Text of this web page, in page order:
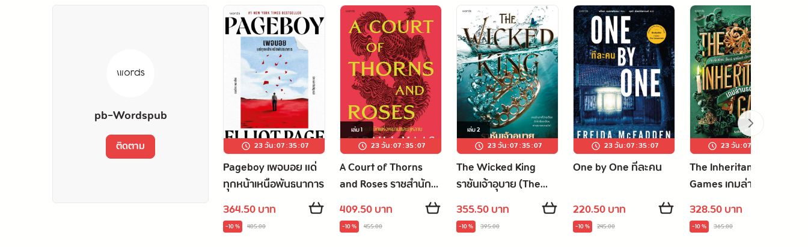
pb-Wordspub
ติดตาม 23 วัน:07:35:06
Pageboy เพจบอย แด่
ทุกหน้าเหนือพันธนาการ
364.50 บาท
-10 % 405.00
เล่ม1
23 วัน:07:35:06
A Court of Thorns
and Roses ราชสำนัก
แห่งหนามและกุหลาบ
409.50 บาท
-10 % 455.00
เล่ม2
23 วัน:07:35:06
The Wicked King
ราชันเจ้าอุบาย (The
Cruel Prince #2)
355.50 บาท
-10 % 395.00
23 วัน:07:35:06
One by One ทีละคน
220.50 บาท
-10 % 245.00
23 วัน:07
The Inheritance
Games เกมล่ามรดก
328.50 บาท
-10 % 365.00